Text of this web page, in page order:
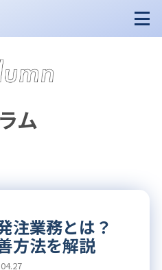
ム
注業務とは？
方法を解説